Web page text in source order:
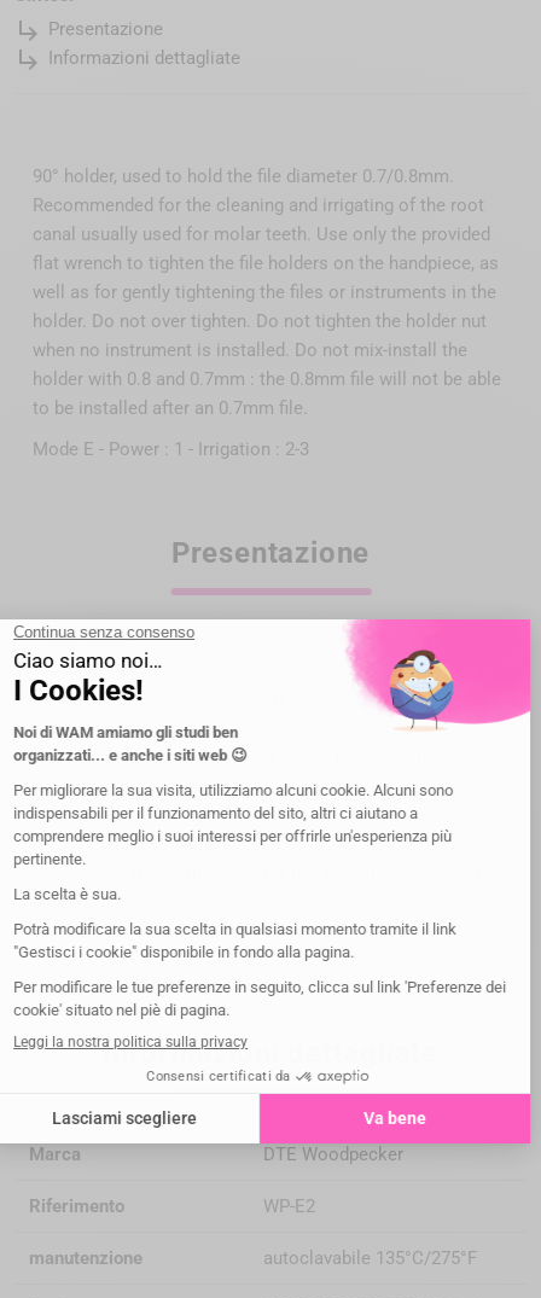
subdirectory_arrow_right Presentazione
subdirectory_arrow_right Informazioni dettagliate
90° holder, used to hold the file diameter 0.7/0.8mm.
Recommended for the cleaning and irrigating of the root
canal usually used for molar teeth. Use only the provided
flat wrench to tighten the file holders on the handpiece, as
well as for gently tightening the files or instruments in the
holder. Do not over tighten. Do not tighten the holder nut
when no instrument is installed. Do not mix-install the
holder with 0.8 and 0.7mm : the 0.8mm file will not be able
to be installed after an 0.7mm file.
Mode E - Power : 1 - Irrigation : 2-3
Presentazione
Legal notice:
The applicable conditions, prices, intended use, features
and regulatory information of the devices are specified on
each product page of the website wamkey.com.
Medical devices intended exclusively for dental healthcare
professionals; not reimbursed by health insurance
organizations under the LPP (List of Reimbursable
Products and Services).
labeling before any use.
Informazioni dettagliate
Marca DTE Woodpecker
Riferimento WP-E2
manutenzione autoclavabile 135°C/275°F